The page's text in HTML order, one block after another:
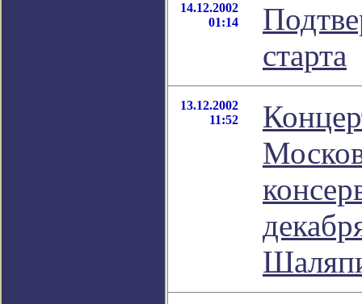
14.12.2002
01:14
старта
13.12.2002
11:52